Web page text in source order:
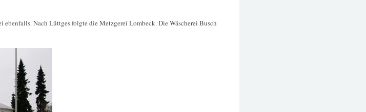
ebenfalls. Nach Lüttges folgte die Metzgerei Lombeck. Die Wäscherei Busch